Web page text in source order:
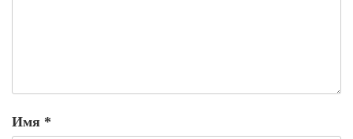
Имя *